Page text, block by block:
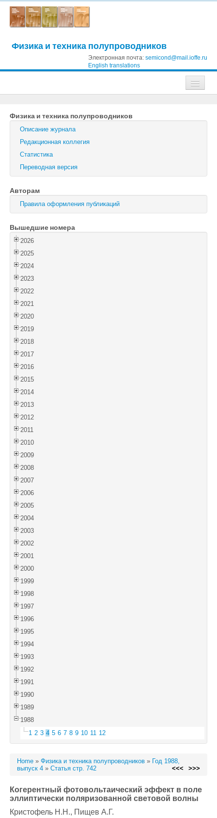
Физика и техника полупроводников
Электронная почта: semicond@mail.ioffe.ru
English translations
Журнал технической физики
Письма в Журнал технической физики
Физика твердого тела
Физика и техника полупроводников
Оптика и спектроскопия
Поиск
Войти
Физика и техника полупроводников
Описание журнала
Редакционная коллегия
Статистика
Переводная версия
Авторам
Правила оформления публикаций
Вышедшие номера
2026
2025
2024
2023
2022
2021
2020
2019
2018
2017
2016
2015
2014
2013
2012
2011
2010
2009
2008
2007
2006
2005
2004
2003
2002
2001
2000
1999
1998
1997
1996
1995
1994
1993
1992
1991
1990
1989
1988
1 2 3 4 5 6 7 8 9 10 11 12
Home » Физика и техника полупроводников » Год 1988,
выпуск 4 » Статья стр. 742 <<< >>>
Когерентный фотовольтаический эффект в поле
эллиптически поляризованной световой волны
Кристофель Н.Н., Пищев А.Г.